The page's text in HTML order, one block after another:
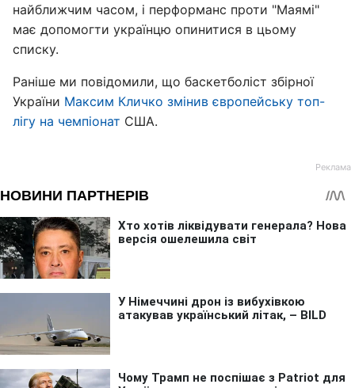
найближчим часом, і перформанс проти "Маямі"
має допомогти українцю опинитися в цьому
списку.
Раніше ми повідомили, що баскетболіст збірної
України Максим Кличко змінив європейську топ-
лігу на чемпіонат США.